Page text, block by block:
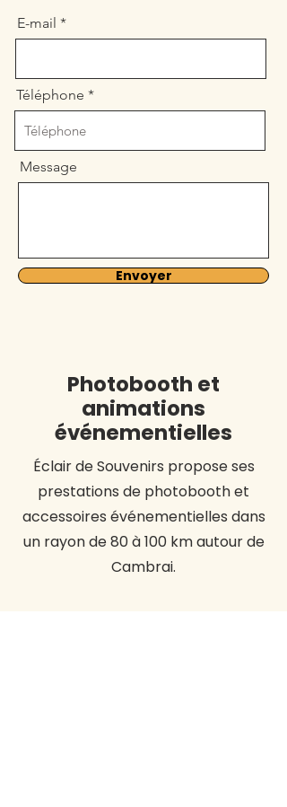
E-mail
Téléphone
Message
Envoyer
Photobooth et
animations
événementielles
Éclair de Souvenirs propose ses
prestations de photobooth et
accessoires événementielles dans
un rayon de 80 à 100 km autour de
Cambrai.